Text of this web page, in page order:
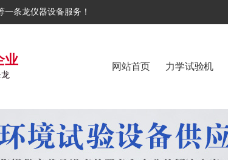
条龙仪器设备服务！
业 网站首页 力学试验机